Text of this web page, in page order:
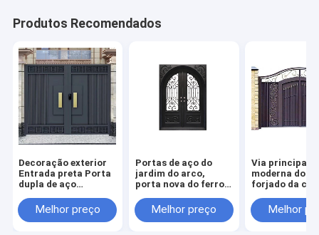
Produtos Recomendados
Decoração exterior
Entrada preta Porta
dupla de aço
principal de ferro
forjado
Melhor preço
Portas de aço do
jardim do arco,
porta nova do ferro
campo do projeto
Melhor preço
Via principal
moderna do
forjado da
Front Door do
projeto
Melhor